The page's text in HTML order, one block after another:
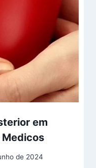
em
Medicos
de 2024